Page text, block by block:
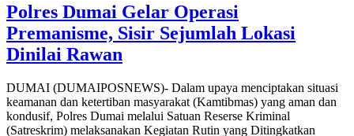
Polres Dumai Gelar Operasi
Premanisme, Sisir Sejumlah Lokasi
Dinilai Rawan
DUMAI (DUMAIPOSNEWS)- Dalam upaya menciptakan situasi
keamanan dan ketertiban masyarakat (Kamtibmas) yang aman dan
kondusif, Polres Dumai melalui Satuan Reserse Kriminal
(Satreskrim) melaksanakan Kegiatan Rutin yang Ditingkatkan